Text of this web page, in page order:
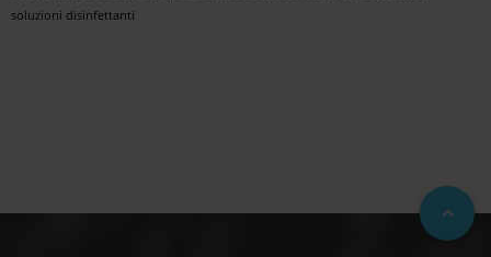
soluzioni disinfettanti